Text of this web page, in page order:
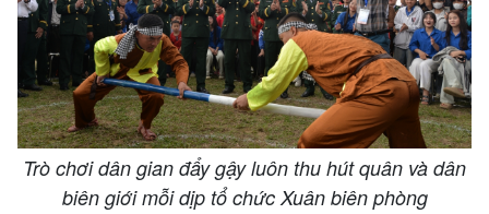
Trò chơi dân gian đẩy gậy luôn thu hút quân và dân
biên giới mỗi dịp tổ chức Xuân biên phòng